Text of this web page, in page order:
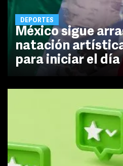
DEPORTES
México sigue
natación
para iniciar el día